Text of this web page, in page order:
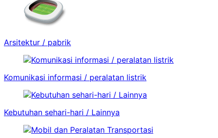
Arsitektur / pabrik
Komunikasi informasi / peralatan listrik
Kebutuhan sehari-hari / Lainnya